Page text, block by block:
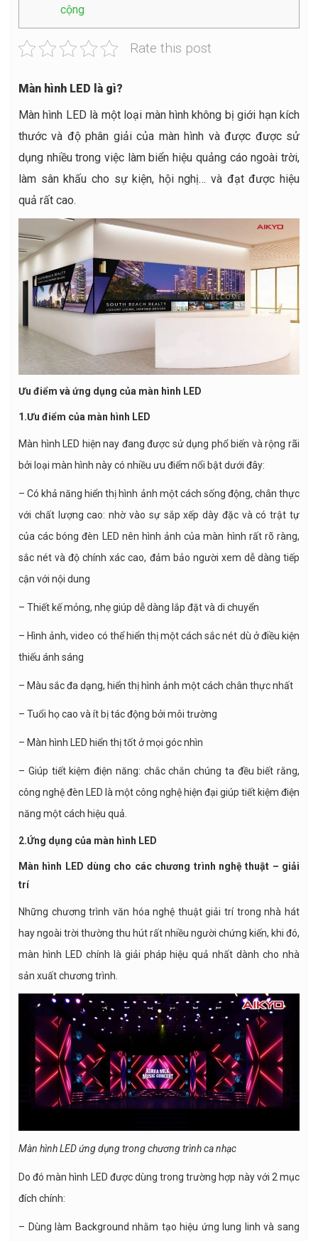
cộng
Rate this post
Màn hình LED là gì?
Màn hình LED là một loại màn hình không bị giới hạn kích
thước và độ phân giải của màn hình và được được sử
dụng nhiều trong việc làm biển hiệu quảng cáo ngoài trời,
làm sân khấu cho sự kiện, hội nghị… và đạt được hiệu
quả rất cao.
Ưu điểm và ứng dụng của màn hình LED
1.Ưu điểm của màn hình LED
Màn hình LED hiện nay đang được sử dụng phổ biến và rộng rãi
bởi loại màn hình này có nhiều ưu điểm nổi bật dưới đây:
– Có khả năng hiển thị hình ảnh một cách sống động, chân thực
với chất lượng cao: nhờ vào sự sắp xếp dày đặc và có trật tự
của các bóng đèn LED nên hình ảnh của màn hình rất rõ ràng,
sắc nét và độ chính xác cao, đảm bảo người xem dễ dàng tiếp
cận với nội dung
– Thiết kế mỏng, nhẹ giúp dễ dàng lắp đặt và di chuyển
– Hình ảnh, video có thể hiển thị một cách sắc nét dù ở điều kiện
thiếu ánh sáng
– Màu sắc đa dạng, hiển thị hình ảnh một cách chân thực nhất
– Tuổi họ cao và ít bị tác động bởi môi trường
– Màn hình LED hiển thị tốt ở mọi góc nhìn
– Giúp tiết kiệm điện năng: chắc chắn chúng ta đều biết rằng,
công nghệ đèn LED là một công nghệ hiện đại giúp tiết kiệm điện
năng một cách hiệu quả.
2.Ứng dụng của màn hình LED
Màn hình LED dùng cho các chương trình nghệ thuật – giải
trí
Những chương trình văn hóa nghệ thuật giải trí trong nhà hát
hay ngoài trời thường thu hút rất nhiều người chứng kiến, khi đó,
màn hình LED chính là giải pháp hiệu quả nhất dành cho nhà
sản xuất chương trình.
Màn hình LED ứng dụng trong chương trình ca nhạc
Do đó màn hình LED được dùng trong trường hợp này với 2 mục
đích chính:
– Dùng làm Background nhằm tạo hiệu ứng lung linh và sang